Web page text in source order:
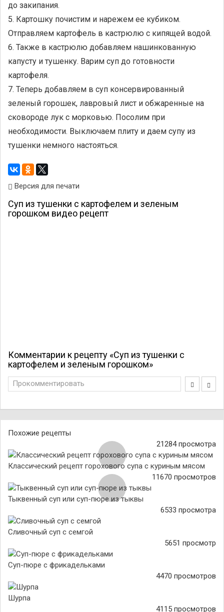
до закипания.
5. Картошку почистим и нарежем ее кубиком.
Отправляем картофель в кастрюлю с кипящей водой.
6. Также в кастрюлю добавляем нашинкованную
капусту и тушенку. Варим суп до готовности
картофеля.
7. Теперь добавляем в суп консервированный
зеленый горошек, лавровый лист и обжаренные на
сковороде лук с морковью. Посолим при
необходимости. Выключаем плиту и даем супу из
тушенки немного настояться.
Версия для печати
Суп из тушенки с картофелем и зеленым
горошком видео рецепт
Комментарии к рецепту «Суп из тушенки с
картофелем и зеленым горошком»
Прокомментировать
Похожие рецепты
21284 просмотра
Классический рецепт горохового супа с куриным мясом
11670 просмотров
Тыквенный суп или суп-пюре из тыквы
6533 просмотра
Сливочный суп с семгой
5651 просмотр
Суп-пюре с фрикадельками
4470 просмотров
Шурпа
4115 просмотров